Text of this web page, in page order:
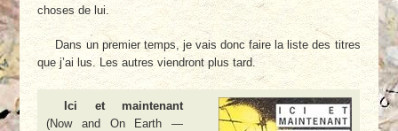
choses de lui.
Dans un premier temps, je vais donc faire la liste des titres
que j’ai lus. Les autres viendront plus tard.
Ici et maintenant
(Now and On Earth —